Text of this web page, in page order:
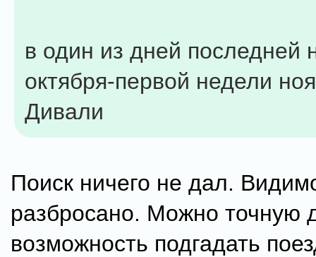
в один из дней последней
октября-первой недели
Дивали
Поиск ничего не дал.
разбросано. Можно точную
возможность подгадать